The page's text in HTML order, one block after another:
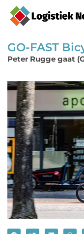
GO-FAST
Peter Rugge gaat